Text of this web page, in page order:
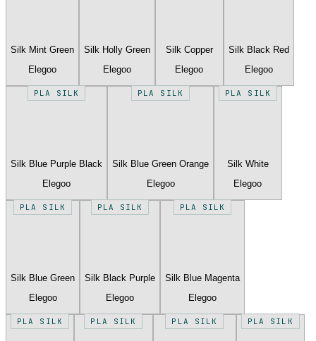
Silk Mint Green
Elegoo
Silk Holly Green
Elegoo
Silk Copper
Elegoo
Silk Black Red
Elegoo
PLA SILK
Silk Blue Purple Black
Elegoo
PLA SILK
Silk Blue Green Orange
Elegoo
PLA SILK
Silk White
Elegoo
PLA SILK
Silk Blue Green
Elegoo
PLA SILK
Silk Black Purple
Elegoo
PLA SILK
Silk Blue Magenta
Elegoo
PLA SILK PLA SILK PLA SILK PLA SILK